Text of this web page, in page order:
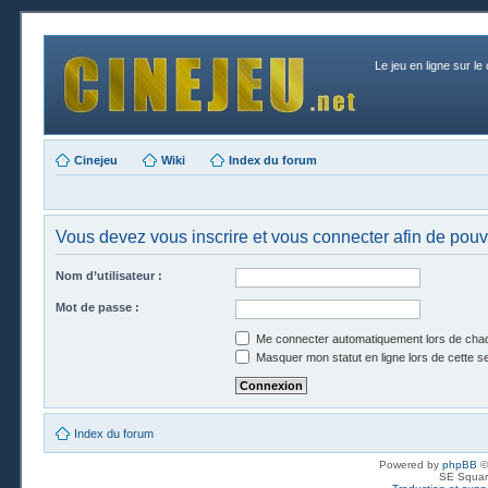
Le jeu en ligne sur le
Cinejeu Wiki Index du forum
Vous devez vous inscrire et vous connecter afin de
Nom d’utilisateur :
Mot de passe :
Me connecter automatiquement lors de
Masquer mon statut en ligne lors de cette
Index du forum
Powered by phpBB
SE